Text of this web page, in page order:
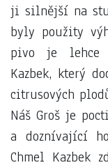
ji silnější na
byly použity
pivo je lehce
Kazbek, který
citrusových
Náš Groš je
a doznívající
Chmel Kazbek